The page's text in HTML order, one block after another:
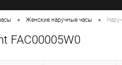
• Женские наручные часы •
FAC00005W0